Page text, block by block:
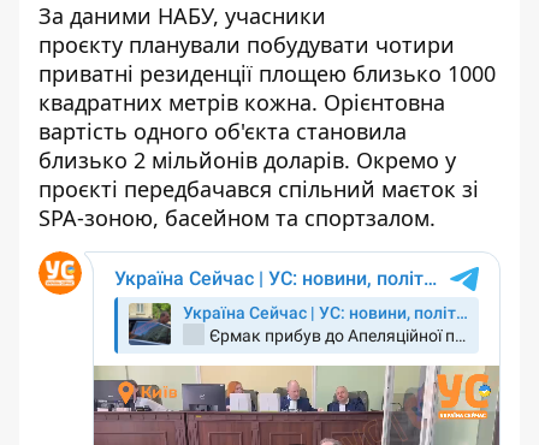
За даними НАБУ, учасники
проєкту планували побудувати чотири
приватні резиденції площею близько 1000
квадратних метрів кожна. Орієнтовна
вартість одного об'єкта становила
близько 2 мільйонів доларів. Окремо у
проєкті передбачався спільний маєток зі
SPA-зоною, басейном та спортзалом.